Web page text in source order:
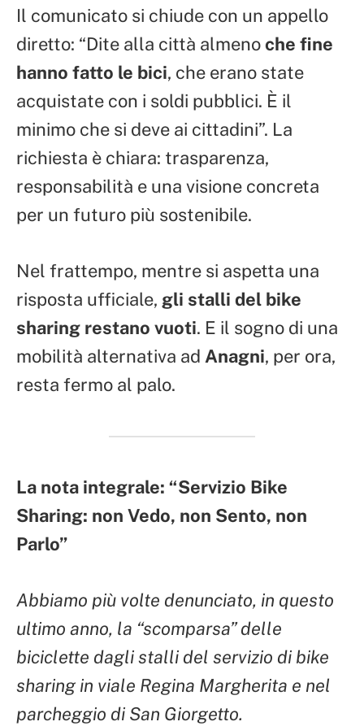
Il comunicato si chiude con un appello
diretto: “Dite alla città almenoche fine
hanno fatto le bici, che erano state
acquistate con i soldi pubblici. È il
minimo che si deve ai cittadini”. La
richiesta è chiara: trasparenza,
responsabilità e una visione concreta
per un futuro più sostenibile.
Nel frattempo, mentre si aspetta una
risposta ufficiale, gli stalli del bike
sharing restano vuoti. E il sogno di una
mobilità alternativa ad Anagni, per ora,
resta fermo al palo.
La nota integrale: “Servizio Bike
Sharing: non Vedo, non Sento, non
Parlo”
Abbiamo più volte denunciato, in questo
ultimo anno, la “scomparsa” delle
biciclette dagli stalli del servizio di bike
sharing in viale Regina Margherita e nel
parcheggio di San Giorgetto.